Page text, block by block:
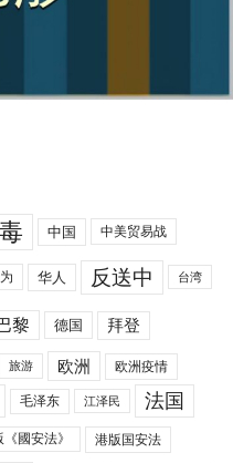
中国 中美贸易战
华人 反送中 台湾
黎 德国 拜登
旅游 欧洲 欧洲疫情
毛泽东 江泽民 法国
國安法》 港版国安法